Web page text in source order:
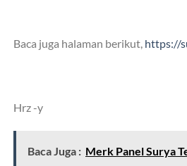
Baca juga halaman berikut, https://
Hrz -y
Baca Juga : Merk Panel Surya